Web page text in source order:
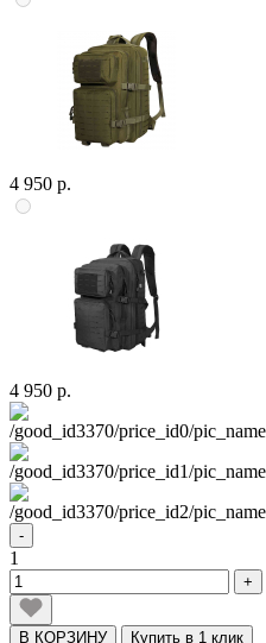
4 950 р.
4 950 р.
-
1
+
В КОРЗИНУ Купить в 1 клик